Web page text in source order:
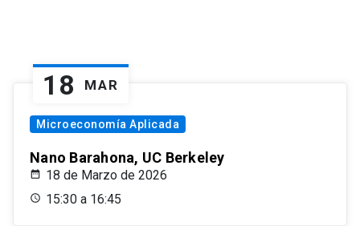
18 MAR
Microeconomía Aplicada
Nano Barahona, UC Berkeley
18 de Marzo de 2026
15:30 a 16:45